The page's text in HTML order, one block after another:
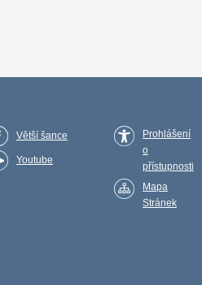
Větší šance
Youtube
Prohlášení
o
přístupnosti
Mapa
Stránek